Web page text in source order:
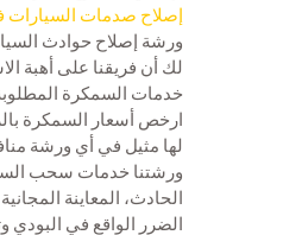
إصلاح صدمات السيارات
ورشة إصلاح حوادث
لك أن فريقنا على أهبة
خدمات السمكرة
ارخص أسعار السمكرة
لها مثيل في أي ورشة
ورشتنا خدمات سحب
الحادث، المعاينة
الضرر الواقع في البودي